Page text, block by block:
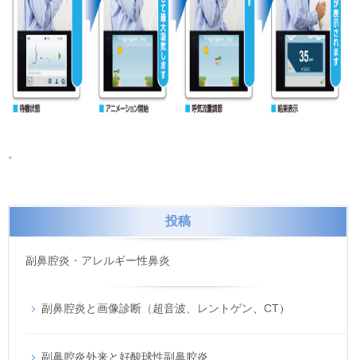
。
投稿
副鼻腔炎・アレルギー性鼻炎
副鼻腔炎と画像診断（超音波、レントゲン、CT）
副鼻腔炎外来と好酸球性副鼻腔炎